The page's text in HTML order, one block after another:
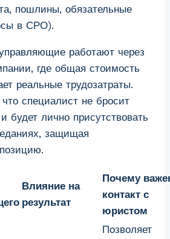
пошлины, обязательные
в СРО).
работают через
где общая стоимость
реальные трудозатраты.
что специалист не бросит
будет лично присутствовать
защищая
Влияние на
результат
Почему
контакт с
юристом
Позволяет